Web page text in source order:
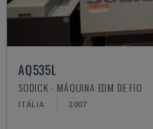
AQ535L
SODICK - MÁQUINA EDM DE FIO
ITÁLIA 2007